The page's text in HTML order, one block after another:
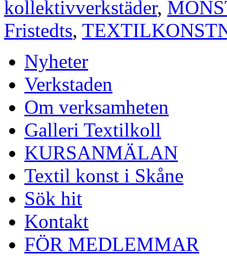
kollektivverkstäder,
Fristedts,
Nyheter
Verkstaden
Om verksamheten
Galleri Textilkoll
KURSANMÄLAN
Textil konst i Skåne
Sök hit
Kontakt
FÖR MEDLEMMAR